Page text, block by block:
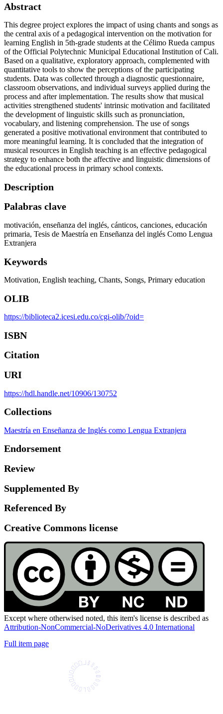
Abstract
This degree project explores the impact of using chants and songs as
the central axis of a pedagogical intervention on the motivation for
learning English in 5th-grade students at the Célimo Rueda campus
of the Official Polytechnic Municipal Educational Institution of Cali.
Based on a qualitative, exploratory approach, complemented with
quantitative tools to show the perceptions of the participating
students. Data was collected through a diagnostic questionnaire,
classroom observations, and individual surveys applied during the
process and after implementation. The results show that musical
activities strengthened students' intrinsic motivation and facilitated
the development of linguistic skills such as pronunciation,
vocabulary, and listening comprehension. The use of songs
generated a positive motivational environment that contributed to
more meaningful learning. It is concluded that the integration of
musical resources in English teaching is an effective pedagogical
strategy to enhance both the affective and linguistic dimensions of
the educational process in primary school contexts.
Description
Palabras clave
motivación enseñanza del inglés cánticos canciones educación
primaria Tesis de Maestría en Enseñanza del inglés Como Lengua
Extranjera
Keywords
Motivation English teaching Chants Songs Primary education
OLIB
https://biblioteca2.icesi.edu.co/cgi-olib/?oid=
ISBN
Citation
URI
https://hdl.handle.net/10906/130752
Collections
Maestría en Enseñanza de Inglés como Lengua Extranjera
Endorsement
Review
Supplemented By
Referenced By
Creative Commons license
Except where otherwised noted, this item's license is described as
Attribution-NonCommercial-NoDerivatives 4.0 International
Full item page